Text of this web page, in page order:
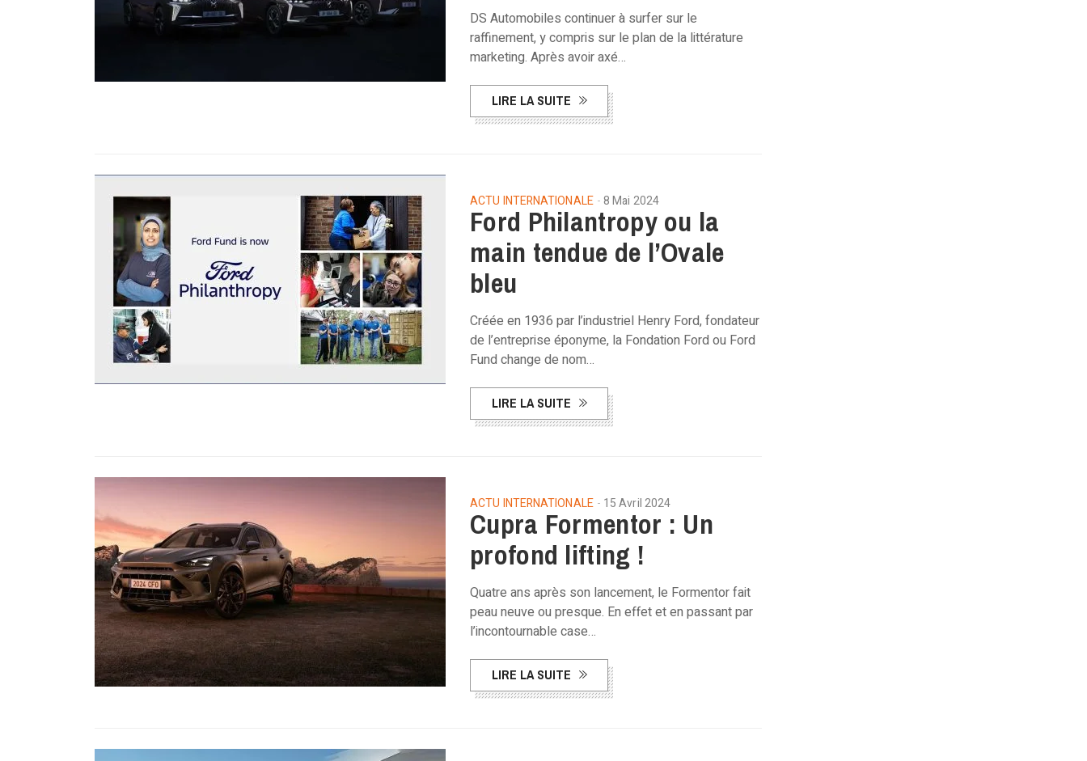
DS Automobiles continuer à surfer sur le
raffinement, y compris sur le plan de la littérature
marketing. Après avoir axé…
LIRE LA SUITE
ACTU INTERNATIONALE 8 Mai 2024
Ford Philantropy ou la
main tendue de l’Ovale
bleu
Créée en 1936 par l’industriel Henry Ford, fondateur
de l’entreprise éponyme, la Fondation Ford ou Ford
Fund change de nom…
LIRE LA SUITE
ACTU INTERNATIONALE 15 Avril 2024
Cupra Formentor : Un
profond lifting !
Quatre ans après son lancement, le Formentor fait
peau neuve ou presque. En effet et en passant par
l’incontournable case…
LIRE LA SUITE